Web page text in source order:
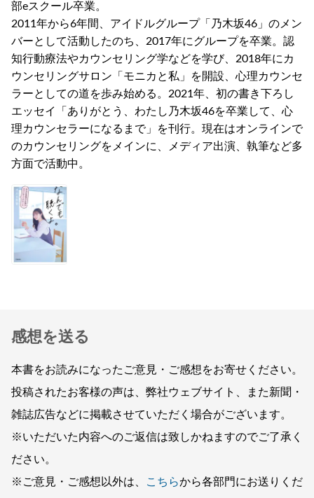
部eスクール卒業。
2011年から6年間、アイドルグループ「乃木坂46」のメン
バーとして活動したのち、2017年にグループを卒業。認
知行動療法やカウンセリング学などを学び、2018年にカ
ウンセリングサロン「モニカと私」を開設、心理カウンセ
ラーとしての道を歩み始める。2021年、初の書き下ろし
エッセイ「ありがとう、わたし乃木坂46を卒業して、心
理カウンセラーになるまで」を刊行。現在はオンラインで
のカウンセリングをメインに、メディア出演、執筆など多
方面で活動中。
感想を送る
本書をお読みになったご意見・ご感想をお寄せください。
投稿されたお客様の声は、弊社ウェブサイト、また新聞・
雑誌広告などに掲載させていただく場合がございます。
※いただいた内容へのご返信は致しかねますのでご了承く
ださい。
※ご意見・ご感想以外は、
こちらから各部門にお送りくだ